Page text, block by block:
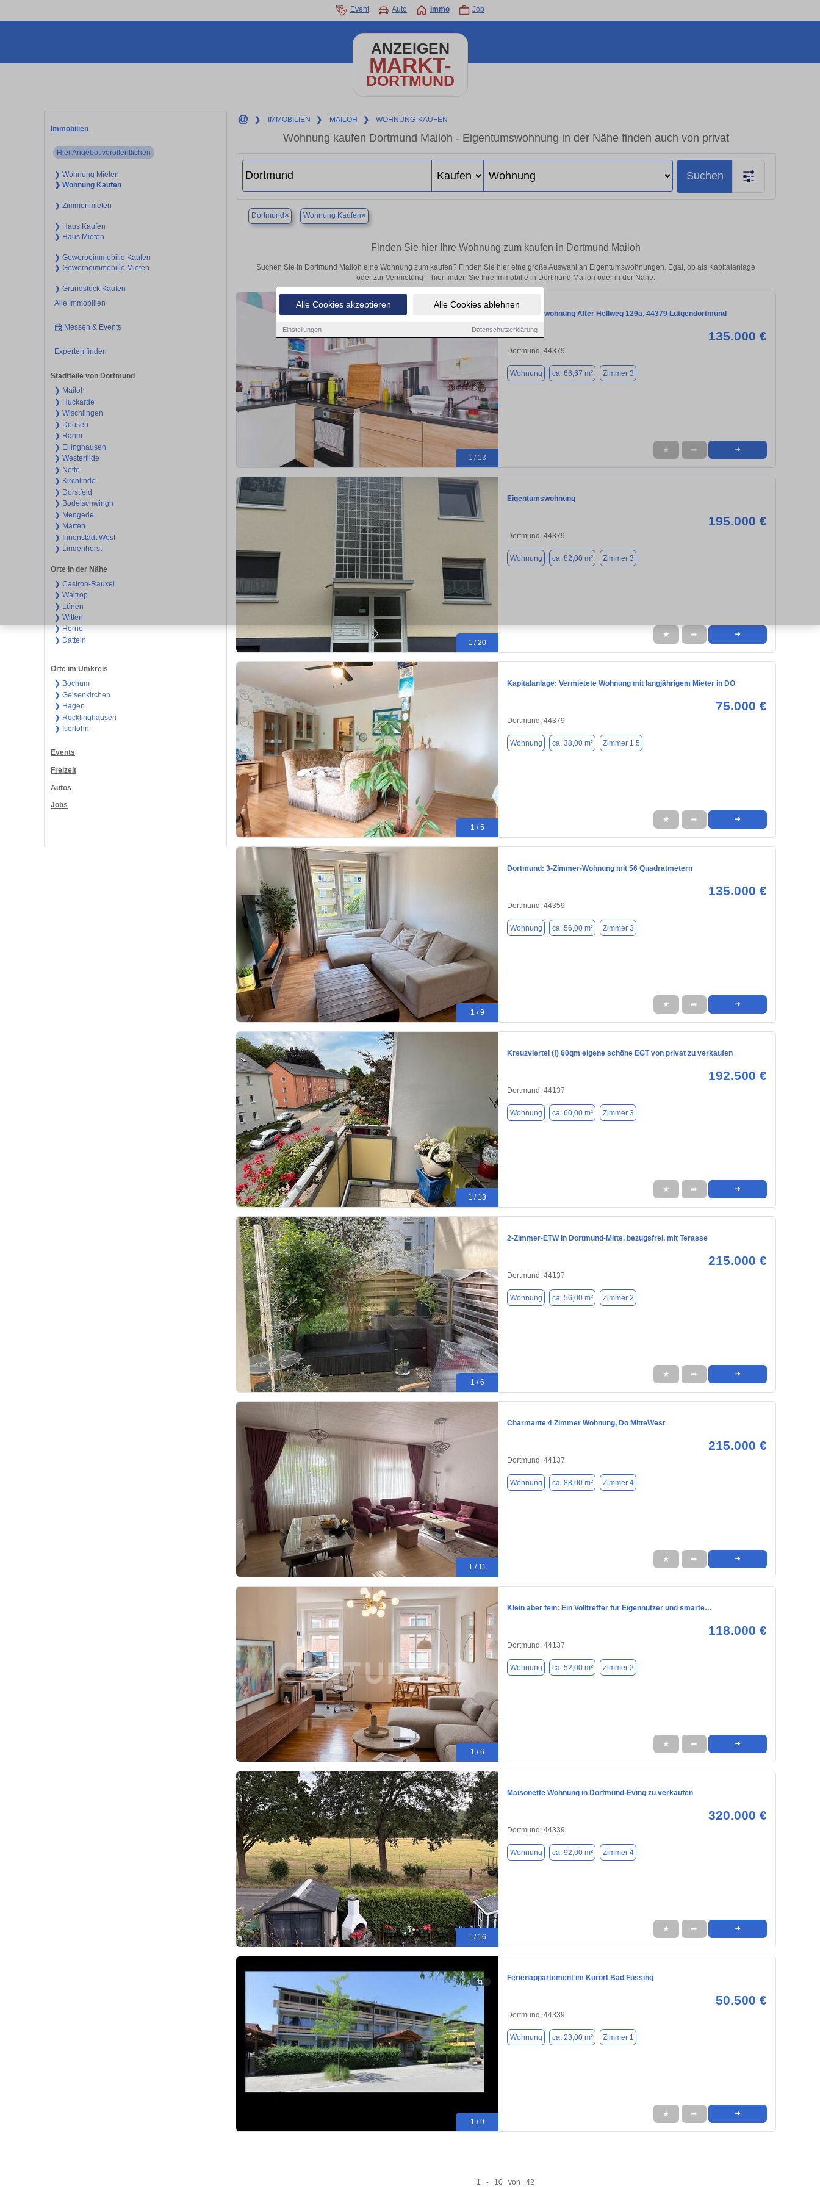
Alle Cookies akzeptieren Alle Cookies ablehnen
Einstellungen Datenschutzerklärung
Event Auto Immo Job
ANZEIGEN
MARKT-
DORTMUND
Immobilien
Hier Angebot veröffentlichen
❯ Wohnung Mieten
❯ Wohnung Kaufen
❯ Zimmer mieten
❯ Haus Kaufen
❯ Haus Mieten
❯ Gewerbeimmobilie Kaufen
❯ Gewerbeimmobilie Mieten
❯ Grundstück Kaufen
Alle Immobilien
Messen & Events
Experten finden
Stadtteile von Dortmund
❯ Mailoh
❯ Huckarde
❯ Wischlingen
❯ Deusen
❯ Rahm
❯ Ellinghausen
❯ Westerfilde
❯ Nette
❯ Kirchlinde
❯ Dorstfeld
❯ Bodelschwingh
❯ Mengede
❯ Marten
❯ Innenstadt West
❯ Lindenhorst
Orte in der Nähe
❯ Castrop-Rauxel
❯ Waltrop
❯ Lünen
❯ Witten
❯ Herne
❯ Datteln
Orte im Umkreis
❯ Bochum
❯ Gelsenkirchen
❯ Hagen
❯ Recklinghausen
❯ Iserlohn
Events
Freizeit
Autos
Jobs
❯ IMMOBILIEN ❯ MAILOH ❯ WOHNUNG-KAUFEN
Wohnung kaufen Dortmund Mailoh - Eigentumswohnung in der Nähe finden auch von privat
Suchen
Dortmund × Wohnung Kaufen×
Finden Sie hier Ihre Wohnung zum kaufen in Dortmund Mailoh
Suchen Sie in Dortmund Mailoh eine Wohnung zum kaufen? Finden Sie hier eine große Auswahl an Eigentumswohnungen. Egal, ob als Kapitalanlage
oder zur Vermietung – hier finden Sie Ihre Immobilie in Dortmund Mailoh oder in der Nähe.
1 / 13
Eigentumswohnung Alter Hellweg 129a, 44379 Lütgendortmund
135.000 €
Dortmund, 44379
Wohnung ca. 66,67 m² Zimmer 3
★ ➦ ➜
1 / 20
Eigentumswohnung
195.000 €
Dortmund, 44379
Wohnung ca. 82,00 m² Zimmer 3
★ ➦ ➜
1 / 5
Kapitalanlage: Vermietete Wohnung mit langjährigem Mieter in DO
75.000 €
Dortmund, 44379
Wohnung ca. 38,00 m² Zimmer 1.5
★ ➦ ➜
1 / 9
Dortmund: 3-Zimmer-Wohnung mit 56 Quadratmetern
135.000 €
Dortmund, 44359
Wohnung ca. 56,00 m² Zimmer 3
★ ➦ ➜
1 / 13
Kreuzviertel (!) 60qm eigene schöne EGT von privat zu verkaufen
192.500 €
Dortmund, 44137
Wohnung ca. 60,00 m² Zimmer 3
★ ➦ ➜
1 / 6
2-Zimmer-ETW in Dortmund-Mitte, bezugsfrei, mit Terasse
215.000 €
Dortmund, 44137
Wohnung ca. 56,00 m² Zimmer 2
★ ➦ ➜
1 / 11
Charmante 4 Zimmer Wohnung, Do MitteWest
215.000 €
Dortmund, 44137
Wohnung ca. 88,00 m² Zimmer 4
★ ➦ ➜
1 / 6
Klein aber fein: Ein Volltreffer für Eigennutzer und smarte…
118.000 €
Dortmund, 44137
Wohnung ca. 52,00 m² Zimmer 2
★ ➦ ➜
1 / 16
Maisonette Wohnung in Dortmund-Eving zu verkaufen
320.000 €
Dortmund, 44339
Wohnung ca. 92,00 m² Zimmer 4
★ ➦ ➜
1 / 9
Ferienappartement im Kurort Bad Füssing
50.500 €
Dortmund, 44339
Wohnung ca. 23,00 m² Zimmer 1
★ ➦ ➜
1 - 10 von 42